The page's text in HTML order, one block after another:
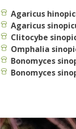
Agaricus
Agaricus
Clitocybe
Omphalia
Bonomyces
Bonomyces